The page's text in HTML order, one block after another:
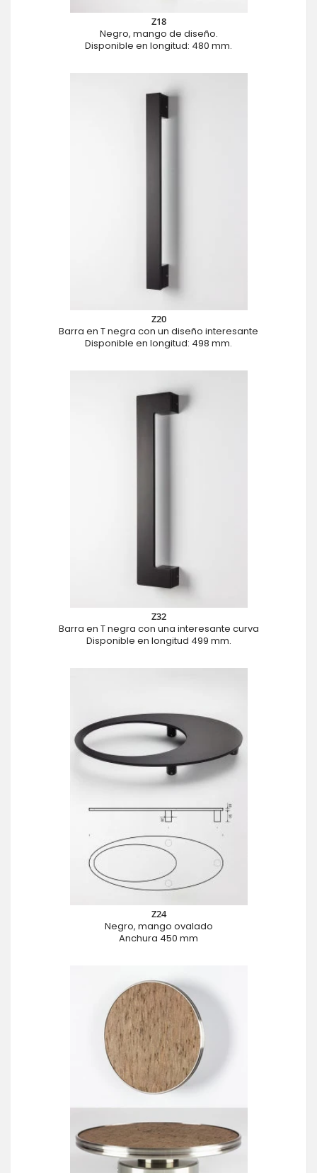
Z18
Negro, mango de diseño.
Disponible en longitud: 480 mm.
Z20
Barra en T negra con un diseño interesante
Disponible en longitud: 498 mm.
Z32
Barra en T negra con una interesante curva
Disponible en longitud 499 mm.
Z24
Negro, mango ovalado
Anchura 450 mm